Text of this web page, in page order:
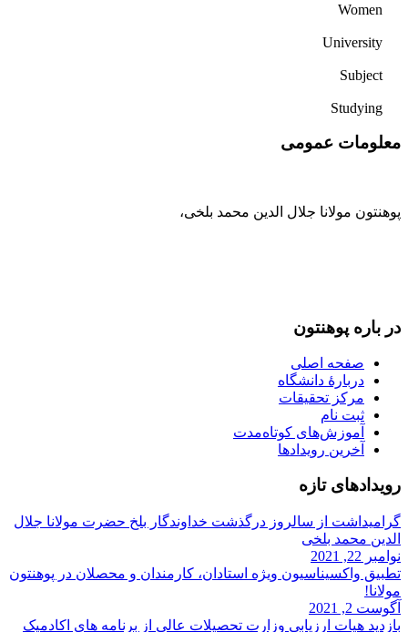
Women
University
Subject
Studying
معلومات عمومی
پوهنتون مولانا جلال الدین محمد بلخی،
در باره‌ پوهنتون
صفحه اصلی
دربارۀ‌ دانشگاه
مرکز تحقیقات
ثبت نام
آموزش‌های کوتاه‌مدت
آخرین رویدادها
رویداد‌های تازه
گرامیداشت از سالروز درگذشت خداوندگار بلخ حضرت مولانا جلال
الدین محمد بلخی
نوامبر 22, 2021
تطبیق واکسیناسیون ویژه استادان، کارمندان و‌ محصلان در پوهنتون
مولانا!
آگوست 2, 2021
بازدید هیات ارزیابی وزارت تحصیلات عالی از برنامه های اکادمیک